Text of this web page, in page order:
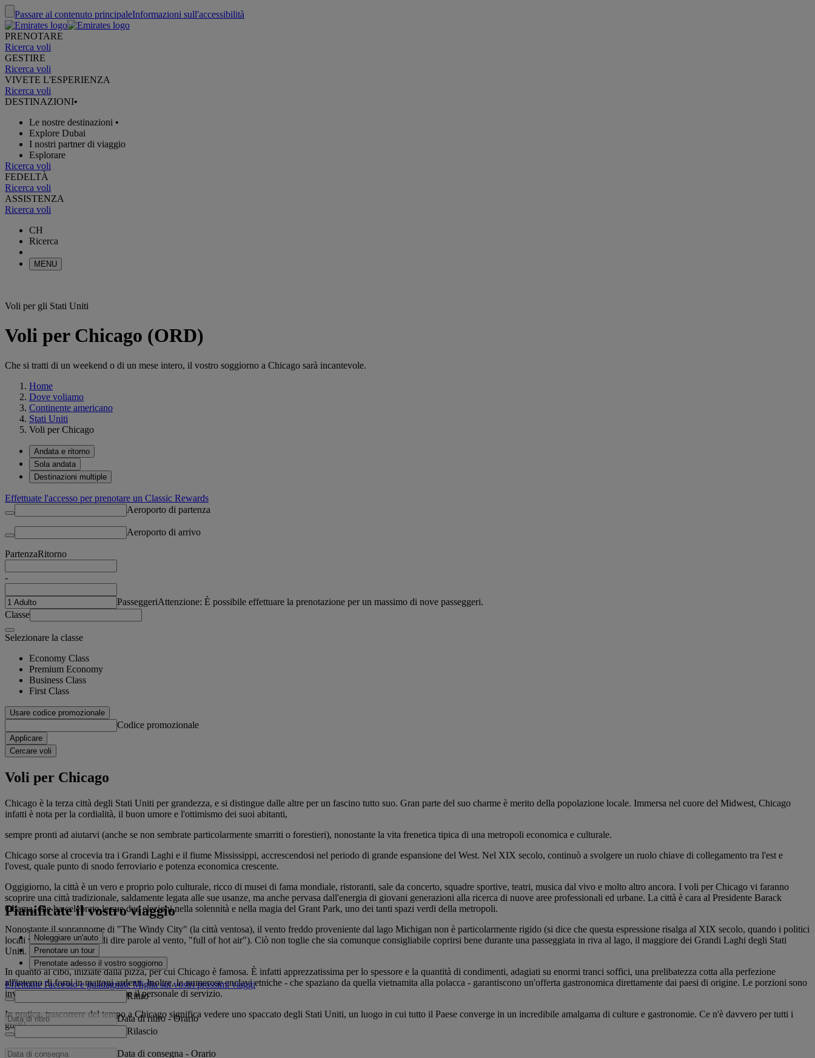
Passare al contenuto principaleInformazioni sull'accessibilità
PRENOTARE
Ricerca voli
GESTIRE
Ricerca voli
VIVETE L'ESPERIENZA
Ricerca voli
DESTINAZIONI•
Le nostre destinazioni •
Explore Dubai
I nostri partner di viaggio
Esplorare
Ricerca voli
FEDELTÀ
Ricerca voli
ASSISTENZA
Ricerca voli
CH
Ricerca
MENU
Voli per gli Stati Uniti
Voli per Chicago (ORD)
Che si tratti di un weekend o di un mese intero, il vostro soggiorno a Chicago sarà incantevole.
Home
Dove voliamo
Continente americano
Stati Uniti
Voli per Chicago
Andata e ritorno
Sola andata
Destinazioni multiple
Effettuate l'accesso per prenotare un Classic Rewards
Aeroporto di partenza
Aeroporto di arrivo
PartenzaRitorno
-
PasseggeriAttenzione: È possibile effettuare la prenotazione per un massimo di nove passeggeri.
Classe
Selezionare la classe
Economy Class
Premium Economy
Business Class
First Class
Usare codice promozionale
Codice promozionale
Applicare
Cercare voli
Voli per Chicago
Chicago è la terza città degli Stati Uniti per grandezza, e si distingue dalle altre per un fascino tutto suo. Gran parte del suo charme è merito della popolazione locale. Immersa nel cuore del Midwest, Chicago
infatti è nota per la cordialità, il buon umore e l'ottimismo dei suoi abitanti,
sempre pronti ad aiutarvi (anche se non sembrate particolarmente smarriti o forestieri), nonostante la vita frenetica tipica di una metropoli economica e culturale.
Chicago sorse al crocevia tra i Grandi Laghi e il fiume Mississippi, accrescendosi nel periodo di grande espansione del West. Nel XIX secolo, continuò a svolgere un ruolo chiave di collegamento tra l'est e
l'ovest, quale punto di snodo ferroviario e potenza economica crescente.
Oggigiorno, la città è un vero e proprio polo culturale, ricco di musei di fama mondiale, ristoranti, sale da concerto, squadre sportive, teatri, musica dal vivo e molto altro ancora. I voli per Chicago vi faranno
scoprire una città tradizionale, saldamente legata alle sue usanze, ma anche pervasa dall'energia di giovani generazioni alla ricerca di nuove aree professionali ed urbane. La città è cara al Presidente Barack
Obama, che ha celebrato le sue due elezioni nella solennità e nella magia del Grant Park, uno dei tanti spazi verdi della metropoli.
Nonostante il soprannome di "The Windy City" (la città ventosa), il vento freddo proveniente dal lago Michigan non è particolarmente rigido (si dice che questa espressione risalga al XIX secolo, quando i politici
locali venivano incolpati di dire parole al vento, "full of hot air"). Ciò non toglie che sia comunque consigliabile coprirsi bene durante una passeggiata in riva al lago, il maggiore dei Grandi Laghi degli Stati
Uniti.
In quanto al cibo, iniziate dalla pizza, per cui Chicago è famosa. È infatti apprezzatissima per lo spessore e la quantità di condimenti, adagiati su enormi tranci soffici, una prelibatezza cotta alla perfezione
all'interno di forni in mattoni ardenti. Inoltre, le numerose enclavi etniche - che spaziano da quella vietnamita alla polacca - garantiscono un'offerta gastronomica direttamente dai paesi di origine. Le porzioni sono
invitanti e generose proprio come il personale di servizio.
In pratica, trascorrere del tempo a Chicago significa vedere uno spaccato degli Stati Uniti, un luogo in cui tutto il Paese converge in un incredibile amalgama di culture e gastronomie. Ce n'è davvero per tutti i
gusti!
Pianificate il vostro viaggio
Noleggiare un'auto
Prenotare un tour
Prenotate adesso il vostro soggiorno
Effettuate l'accesso e guadagnate Miglia sui vostri prossimi viaggi
Ritiro
Data di ritiro - Orario
Rilascio
Data di consegna - Orario